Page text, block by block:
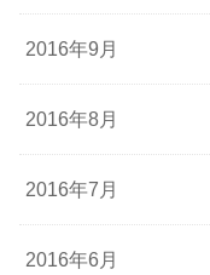
2016年9月
2016年8月
2016年7月
2016年6月